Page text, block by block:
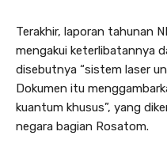
Terakhir, laporan tahunan
mengakui keterlibatannya
disebutnya “sistem laser
Dokumen itu
kuantum khusus”, yang
negara bagian Rosatom.